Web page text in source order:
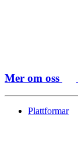
Mer om oss
Plattformar